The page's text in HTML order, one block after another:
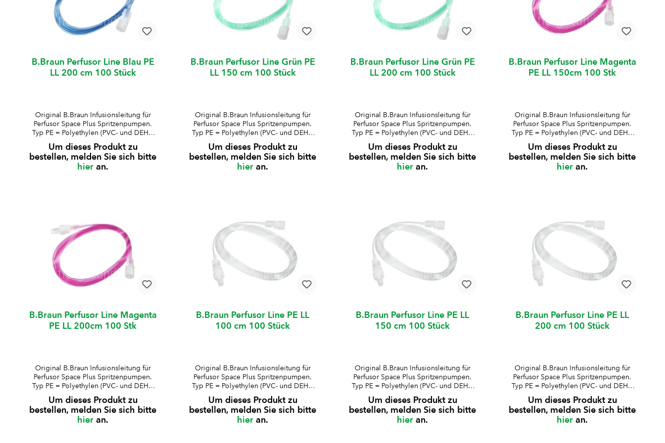
B.Braun Perfusor Line Blau PE
LL 200 cm 100 Stück
Original B.Braun Infusionsleitung für
Perfusor Space Plus Spritzenpumpen.
Typ PE = Polyethylen (PVC- und DEHP-
frei)Druckbeständig bis 2
barfarbkodierte Varianten in blau,
magenta und grünLuer-Lock-
Ansatzminimales RestvolumenAussen-ø
Arzneimittel
Um dieses Produkt zu
bestellen, melden Sie sich bitte
hier an.
B.Braun Perfusor Line Grün PE
LL 150 cm 100 Stück
Original B.Braun Infusionsleitung für
Perfusor Space Plus Spritzenpumpen.
Typ PE = Polyethylen (PVC- und DEHP-
frei)Druckbeständig bis 2
barfarbkodierte Varianten in blau,
magenta und grünLuer-Lock-
Ansatzminimales RestvolumenAussen-ø
Arzneimittel
Um dieses Produkt zu
bestellen, melden Sie sich bitte
hier an.
B.Braun Perfusor Line Grün PE
LL 200 cm 100 Stück
Original B.Braun Infusionsleitung für
Perfusor Space Plus Spritzenpumpen.
Typ PE = Polyethylen (PVC- und DEHP-
frei)Druckbeständig bis 2
barfarbkodierte Varianten in blau,
magenta und grünLuer-Lock-
Ansatzminimales RestvolumenAussen-ø
Arzneimittel
Um dieses Produkt zu
bestellen, melden Sie sich bitte
hier an.
B.Braun Perfusor Line Magenta
PE LL 150cm 100 Stk
Original B.Braun Infusionsleitung für
Perfusor Space Plus Spritzenpumpen.
Typ PE = Polyethylen (PVC- und DEHP-
frei)Druckbeständig bis 2
barfarbkodierte Varianten in blau,
magenta und grünLuer-Lock-
Ansatzminimales RestvolumenAussen-ø
Arzneimittel
Um dieses Produkt zu
bestellen, melden Sie sich bitte
hier an.
B.Braun Perfusor Line Magenta
PE LL 200cm 100 Stk
Original B.Braun Infusionsleitung für
Perfusor Space Plus Spritzenpumpen.
Typ PE = Polyethylen (PVC- und DEHP-
frei)Druckbeständig bis 2
barfarbkodierte Varianten in blau,
magenta und grünLuer-Lock-
Ansatzminimales RestvolumenAussen-ø
Um dieses Produkt zu
bestellen, melden Sie sich bitte
hier an.
B.Braun Perfusor Line PE LL
100 cm 100 Stück
Original B.Braun Infusionsleitung für
Perfusor Space Plus Spritzenpumpen.
Typ PE = Polyethylen (PVC- und DEHP-
frei)Druckbeständig bis 2
bartransparentLuer-Lock-
Ansatzminimales RestvolumenAussen-ø
Schlauch: 2 mmInnen-ø
Um dieses Produkt zu
bestellen, melden Sie sich bitte
hier an.
B.Braun Perfusor Line PE LL
150 cm 100 Stück
Original B.Braun Infusionsleitung für
Perfusor Space Plus Spritzenpumpen.
Typ PE = Polyethylen (PVC- und DEHP-
frei)Druckbeständig bis 2
bartransparentLuer-Lock-
Ansatzminimales RestvolumenAussen-ø
Schlauch: 2 mmInnen-ø
Um dieses Produkt zu
bestellen, melden Sie sich bitte
hier an.
B.Braun Perfusor Line PE LL
200 cm 100 Stück
Original B.Braun Infusionsleitung für
Perfusor Space Plus Spritzenpumpen.
Typ PE = Polyethylen (PVC- und DEHP-
frei)Druckbeständig bis 2
bartransparentLuer-Lock-
Ansatzminimales RestvolumenAussen-ø
Schlauch: 2 mmInnen-ø
Um dieses Produkt zu
bestellen, melden Sie sich bitte
hier an.